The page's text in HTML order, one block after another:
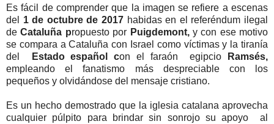
Es fácil de comprender que la imagen se refiere a escenas
del 1 de octubre de 2017 habidas en el referéndum ilegal
deCataluña propuesto por Puigdemont, y con ese motivo
se compara a Cataluña con Israel como víctimas y la tiranía
del
Estado español con el faraón egipcio
Ramsés,
empleando el fanatismo más despreciable con los
pequeños y olvidándose del mensaje cristiano.
Es un hecho demostrado que la iglesia catalana aprovecha
cualquier púlpito para brindar sin sonrojo su apoyo al